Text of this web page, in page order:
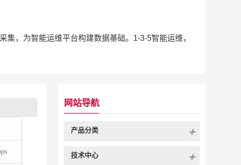
集，为智能运维平台构建数据基础。1-3-5智能运维，
网站导航
产品分类
技术中心